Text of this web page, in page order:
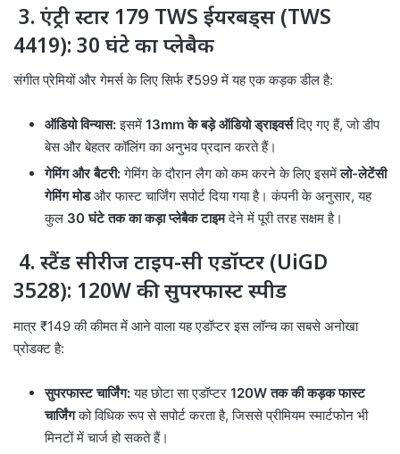
3. एंट्री स्टार 179 TWS ईयरबड्स (TWS
4419): 30 घंटे का प्लेबैक
संगीत प्रेमियों और गेमर्स के लिए सिर्फ ₹599 में यह एक कड़क डील है:
ऑडियो विन्यास:इसमें 13mm के बड़े ऑडियो ड्राइवर्सदिए गए हैं, जो डीप
बेस और बेहतर कॉलिंग का अनुभव प्रदान करते हैं।
गेमिंग और बैटरी:गेमिंग के दौरान लैग को कम करने के लिए इसमेंलो-लेटेंसी
गेमिंग मोडऔर फास्ट चार्जिंग सपोर्ट दिया गया है। कंपनी के अनुसार, यह
कुल 30 घंटे तक का कड़ा प्लेबैक टाइमदेने में पूरी तरह सक्षम है।
4. स्टैंड सीरीज टाइप-सी एडॉप्टर (UiGD
3528): 120W की सुपरफास्ट स्पीड
मात्र ₹149 की कीमत में आने वाला यह एडॉप्टर इस लॉन्च का सबसे अनोखा
प्रोडक्ट है:
सुपरफास्ट चार्जिंग:यह छोटा सा एडॉप्टर 120W तक की कड़क फास्ट
चार्जिंगको विधिक रूप से सपोर्ट करता है, जिससे प्रीमियम स्मार्टफोन भी
मिनटों में चार्ज हो सकते हैं।